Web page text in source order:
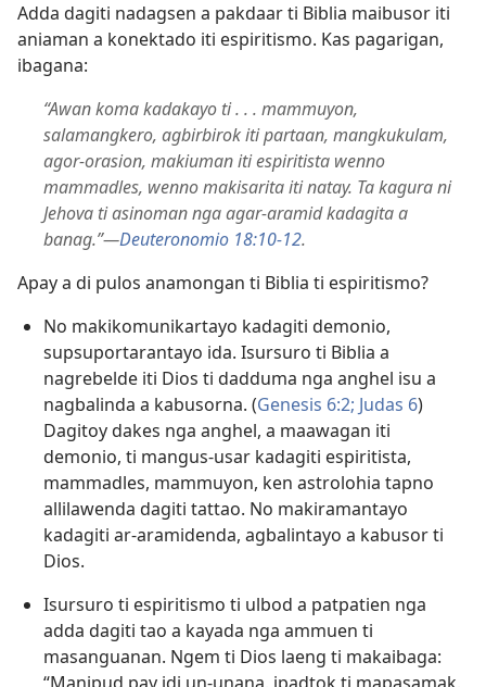
Adda dagiti nadagsen a pakdaar ti Biblia maibusor iti
aniaman a konektado iti espiritismo. Kas pagarigan,
ibagana:
“Awan koma kadakayo ti . . . mammuyon,
salamangkero, agbirbirok iti partaan, mangkukulam,
agor-orasion, makiuman iti espiritista wenno
mammadles, wenno makisarita iti natay. Ta kagura ni
Jehova ti asinoman nga agar-aramid kadagita a
banag.”​—Deuteronomio 18:10-12.
Apay a di pulos anamongan ti Biblia ti espiritismo?
No makikomunikartayo kadagiti demonio,
supsuportarantayo ida. Isursuro ti Biblia a
nagrebelde iti Dios ti dadduma nga anghel isu a
nagbalinda a kabusorna. (Genesis 6:2; Judas 6)
Dagitoy dakes nga anghel, a maawagan iti
demonio, ti mangus-usar kadagiti espiritista,
mammadles, mammuyon, ken astrolohia tapno
allilawenda dagiti tattao. No makiramantayo
kadagiti ar-aramidenda, agbalintayo a kabusor ti
Dios.
Isursuro ti espiritismo ti ulbod a patpatien nga
adda dagiti tao a kayada nga ammuen ti
masanguanan. Ngem ti Dios laeng ti makaibaga: